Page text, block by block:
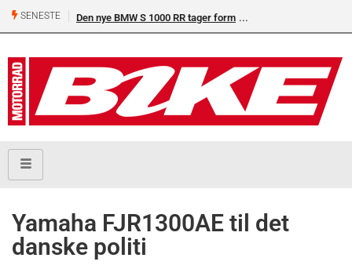
SENESTE Den nye BMW S 1000 RR tager form
Yamaha FJR1300AE til det
danske politi